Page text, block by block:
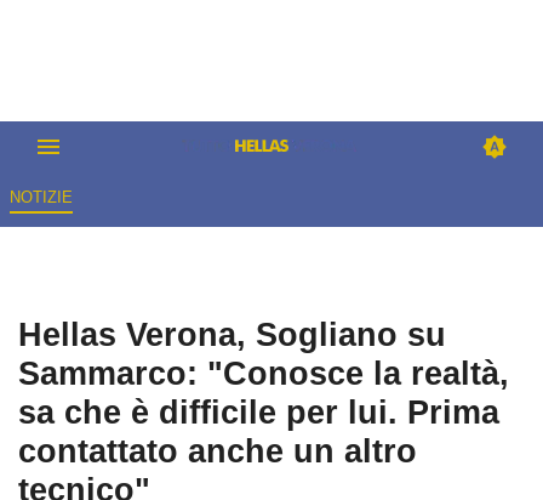
NOTIZIE
Hellas Verona, Sogliano su
Sammarco: "Conosce la realtà,
sa che è difficile per lui. Prima
contattato anche un altro
tecnico"